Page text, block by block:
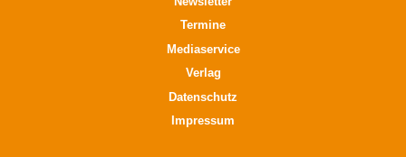
Termine
Mediaservice
Verlag
Datenschutz
Impressum